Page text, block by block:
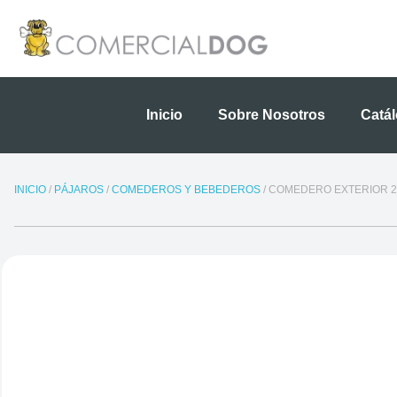
contenido
Inicio Sobre Nosotros
INICIO / PÁJAROS / COMEDEROS Y BEBEDEROS / COMEDERO EXTERIOR